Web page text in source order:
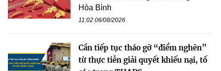
Hòa Bình
11:02 06/08/2026
Cần tiếp tục tháo gỡ “điểm nghẽn”
từ thực tiễn giải quyết khiếu nại, tố